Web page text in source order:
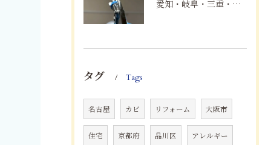
愛知・岐阜・三重・静岡でカビアレルギーにお悩みの方へ｜MIST工法®による安全なカビ対策と健康な住まいづくり
タグ Tags
名古屋 カビ リフォーム 大阪市
住宅 京都府 品川区 アレルギー